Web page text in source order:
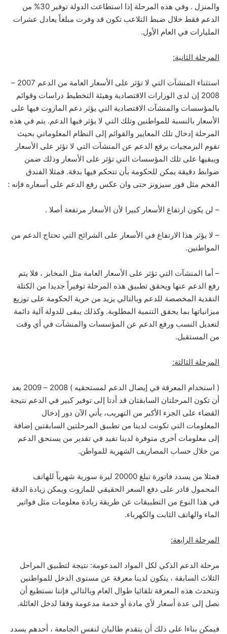
والمنزل . وفي هذه المرحلة إذا استطاعت الدولة توفير 30% من
الدعم فقط خلال ضبط التلاعب تكون قد وفرت مبلغاً يعادل عشرات
المليارات في العام الأول.
المرحلة الثانية:
استثناء المنشآت التي لا تؤثر على الأسعار العامة من الدعم 2007 –
2008 إن لدى الوزارات الاقتصادية وهيئة التخطيط دراسات وقوائم
بالمؤسسات والمنشآت الاقتصادية التي يؤثر دعم المازوت فيها على
الأسعار بالنسبة للمواطنين وتلك التي لا يؤثر فيها الدعم. يتم في هذه
المرحلة إدخال تلك المعايير والقوائم إلى النظام المعلوماتي بحيث
تقوم البرمجيات برفع الدعم عن المنشآت التي لا تؤثر على الأسعار
ويبقيها على تلك المؤسسات التي تؤثر على الأسعار وذلك ضمن
ضوابط دقيقة يمكن للحكومة بأن تتحكم فيها بدقة. فمثلا الفندق
الفحم مثل فور سيزونز حتى وان عكس رفع الدعم على أسعاره فإنه :
– لن يكون ارتفاع الأسعار كبيرا لأن الأسعار مرتفعة أصلا .
– لا يؤثر هذا الارتفاع في الأسعار على الشرائح التي تحتاج الدعم من
المواطنين.
– أما المنشآت التي تؤثر على الأسعار العامة مثل المخابز ، فلا يتم
رفع الدعم عنها ويحقق تطبيق هذه المرحلة توفيراً جديدا من الكتلة
النقدية المخصصة للدعم وبالتالي يزيد من حرية الحكومة على توزيع
ميزانياتها بما يحقق التنمية المطلوبة. وكذلك يبقى للدولة آلية دائمة
لتعديل النسب ورفع الدعم عن المؤسسات والمنشآت في أي وقت
من المستقبل.
المرحلة الثالثة:
( استخدام المعرفة في إيصال الدعم لمستحقيه ) 2008 – 2009 بعد
أن تكون المرحلتان السابقتان قد أدتا إلى توفير كبير في الدعم نتيجة
القضاء على الجزء الأكبر من التهريب، يأتي الآن دور إدخال
المعلومات التي تكونت لدينا من تطبيق المرحلتين السابقتين إضافة
إلى معلومات أخرى متوفرة لدينا تفيد في تقدير من يستحق الدعم
من خلال حساب المصاريف الشهرية للمواطن.
فمثلا من يسدد فاتورة تبلغ 20000 ليرة سورية شهرياً للهاتف
المحمول قادر على دفع السعر الحقيقي للمازوت ويمكن زيادة الدقة
في هذا النوع من التطبيقات عن طريقة زيادة معلومات مثل فواتير
الماء والهاتف الثابت والكهرباء.
المرحلة الرابعة:
مرحلة الدعم الذكي لكل المواد المدعومة: نتيجة لتطبيق المراحل
الثلاث السابقة ، يتكون لدينا معرفة عن مستوى الدخل للمواطنين
وتتحدث هذه المعرفة تلقائيا طوال العام وبالتالي فإننا نستطيع أن
نصل إلى عدة أسعار لأي مادة أو خدمة مدعومة وفقا لدخل العائلة.
فيمكن بناءا على ذلك أن يتقدم طالبان لنفس الجامعة ، أحدهم يسدد